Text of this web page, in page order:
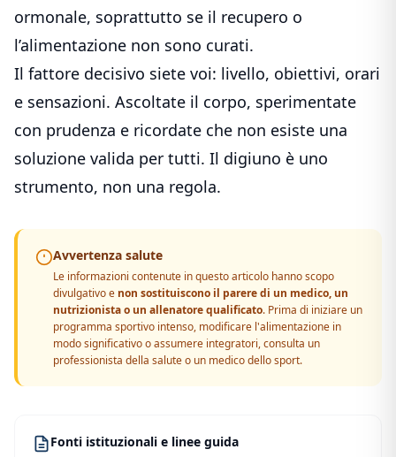
ormonale, soprattutto se il recupero o
l’alimentazione non sono curati.
Il fattore decisivo siete voi: livello, obiettivi, orari
e sensazioni. Ascoltate il corpo, sperimentate
con prudenza e ricordate che non esiste una
soluzione valida per tutti. Il digiuno è uno
strumento, non una regola.
Avvertenza salute
Le informazioni contenute in questo articolo hanno scopo
divulgativo e non sostituiscono il parere di un medico, un
nutrizionista o un allenatore qualificato. Prima di iniziare un
programma sportivo intenso, modificare l'alimentazione in
modo significativo o assumere integratori, consulta un
professionista della salute o un medico dello sport.
Fonti istituzionali e linee guida